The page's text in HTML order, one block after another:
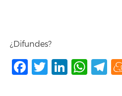
¿Difundes?
Facebook
Twitter